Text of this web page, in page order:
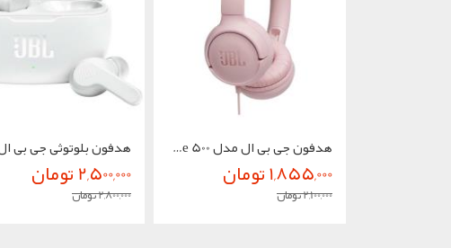
2,500,000 تومان
2,800,000 تومان
هدفون جی بی ال مدل Tune 500
1,855,000 تومان
2,100,000 تومان